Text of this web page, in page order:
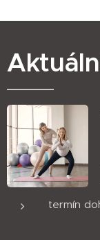
termín